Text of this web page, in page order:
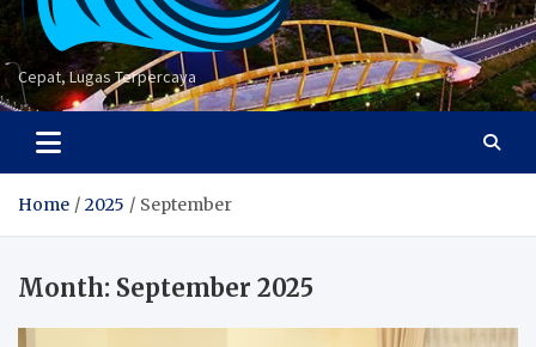
Cepat, Lugas Terpercaya
Home 2025 September
Month: September 2025